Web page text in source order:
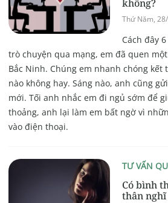
không?
Thứ Năm,
Cách đây
trò chuyện qua mạng, em đã quen
Bắc Ninh. Chúng em nhanh chóng kết
nào không hay. Sáng nào, anh cũng
mới. Tối anh nhắc em đi ngủ sớm để
thoảng, anh lại làm em bất ngờ vì
vào điện thoại.
TƯ VẤN
Có bình
thân